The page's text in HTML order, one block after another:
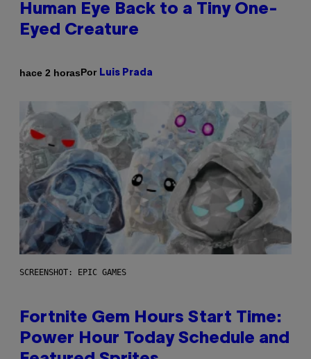
Human Eye Back to a Tiny One-
Eyed Creature
hace 2 horasPor Luis Prada
SCREENSHOT: EPIC GAMES
Fortnite Gem Hours Start Time:
Power Hour Today Schedule and